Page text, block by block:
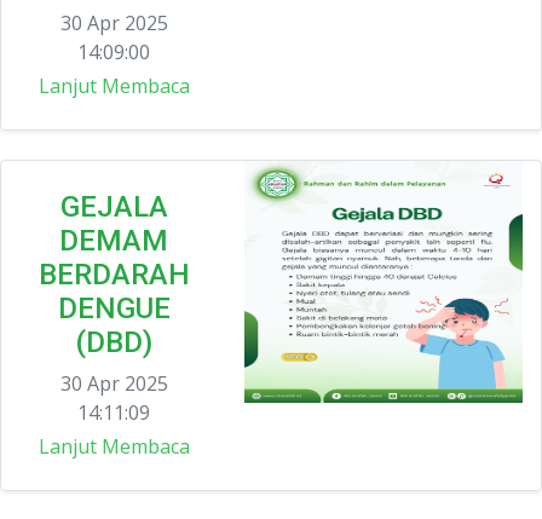
30 Apr 2025
14:09:00
Lanjut Membaca
GEJALA
DEMAM
BERDARAH
DENGUE
(DBD)
30 Apr 2025
14:11:09
Lanjut Membaca